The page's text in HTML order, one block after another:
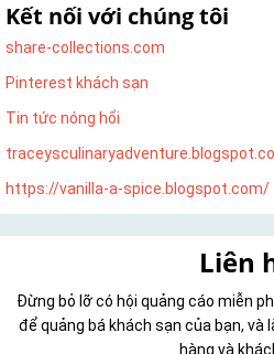
Kết nối với chúng tôi
share-collections.com
Pinterest khách sạn
Tin tức nóng hổi
https://vanilla-a-spice.blogspot.com/
Liên
Đừng bỏ lỡ có hội quảng cáo miễn
để quảng bá khách sạn của bạn,
hàng và